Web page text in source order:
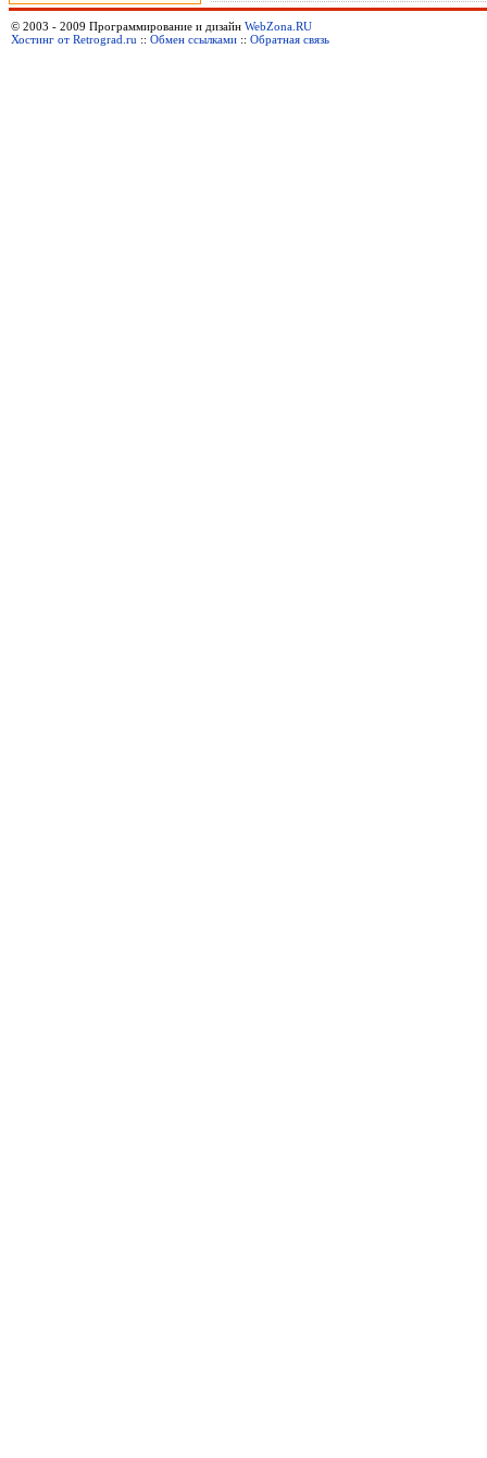
© 2003 - 2009 Программирование и дизайн WebZona.RU
Хостинг от Retrograd.ru :: Обмен ссылками :: Обратная связь